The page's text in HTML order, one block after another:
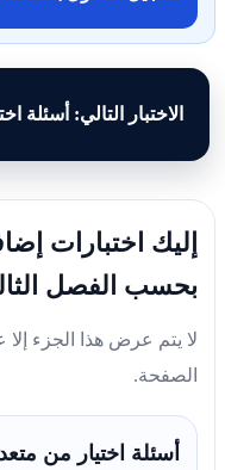
الاختبار التالي: أسئلة
إليك اختبارات
بحسب الفصل
لا يتم عرض هذا الجزء إلا
الصفحة.
أسئلة اختيار من